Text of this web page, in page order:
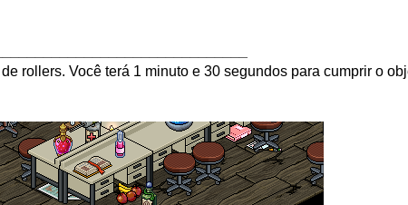
rollers. Você terá 1 minuto e 30 segundos para cumprir o